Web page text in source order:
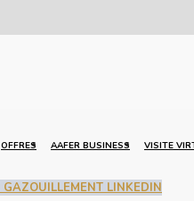
OFFRES AAFER BUSINESS VISITE
GAZOUILLEMENT LINKEDIN